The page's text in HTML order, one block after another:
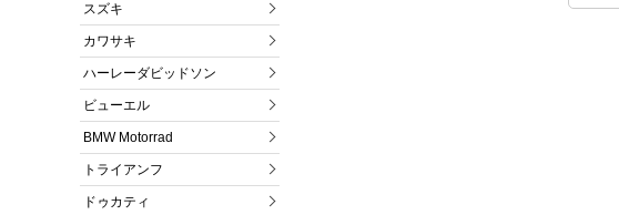
スズキ
カワサキ
ハーレーダビッドソン
ビューエル
BMW Motorrad
トライアンフ
ドゥカティ